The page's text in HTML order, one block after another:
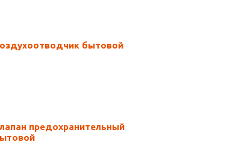
бытовой
предохранительный